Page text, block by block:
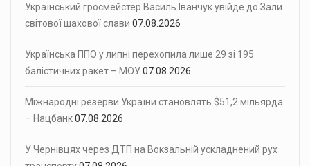
Український гросмейстер Василь Іванчук увійде до Зали
світової шахової слави 07.08.2026
Українська ППО у липні перехопила лише 29 зі 195
балістичних ракет – МОУ07.08.2026
Міжнародні резерви України становлять $51,2 мільярда
– Нацбанк07.08.2026
У Чернівцях через ДТП на Вокзальній ускладнений рух